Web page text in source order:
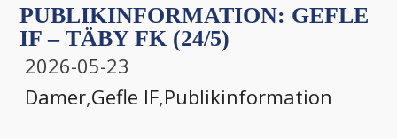
PUBLIKINFORMATION: GEFLE
IF – TÄBY FK (24/5)
2026-05-23
Damer,Gefle IF,Publikinformation